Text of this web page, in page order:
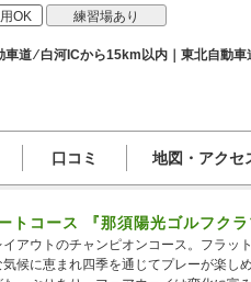
OK 練習場あり
車道 ⁄ 白河ICから15km以内｜東北自動
口コミ 地図・アクセ
トコース 『那須陽光ゴルフクラ
アウトのチャンピオンコース。フラッ
候に恵まれ四季を通じてプレーが楽し